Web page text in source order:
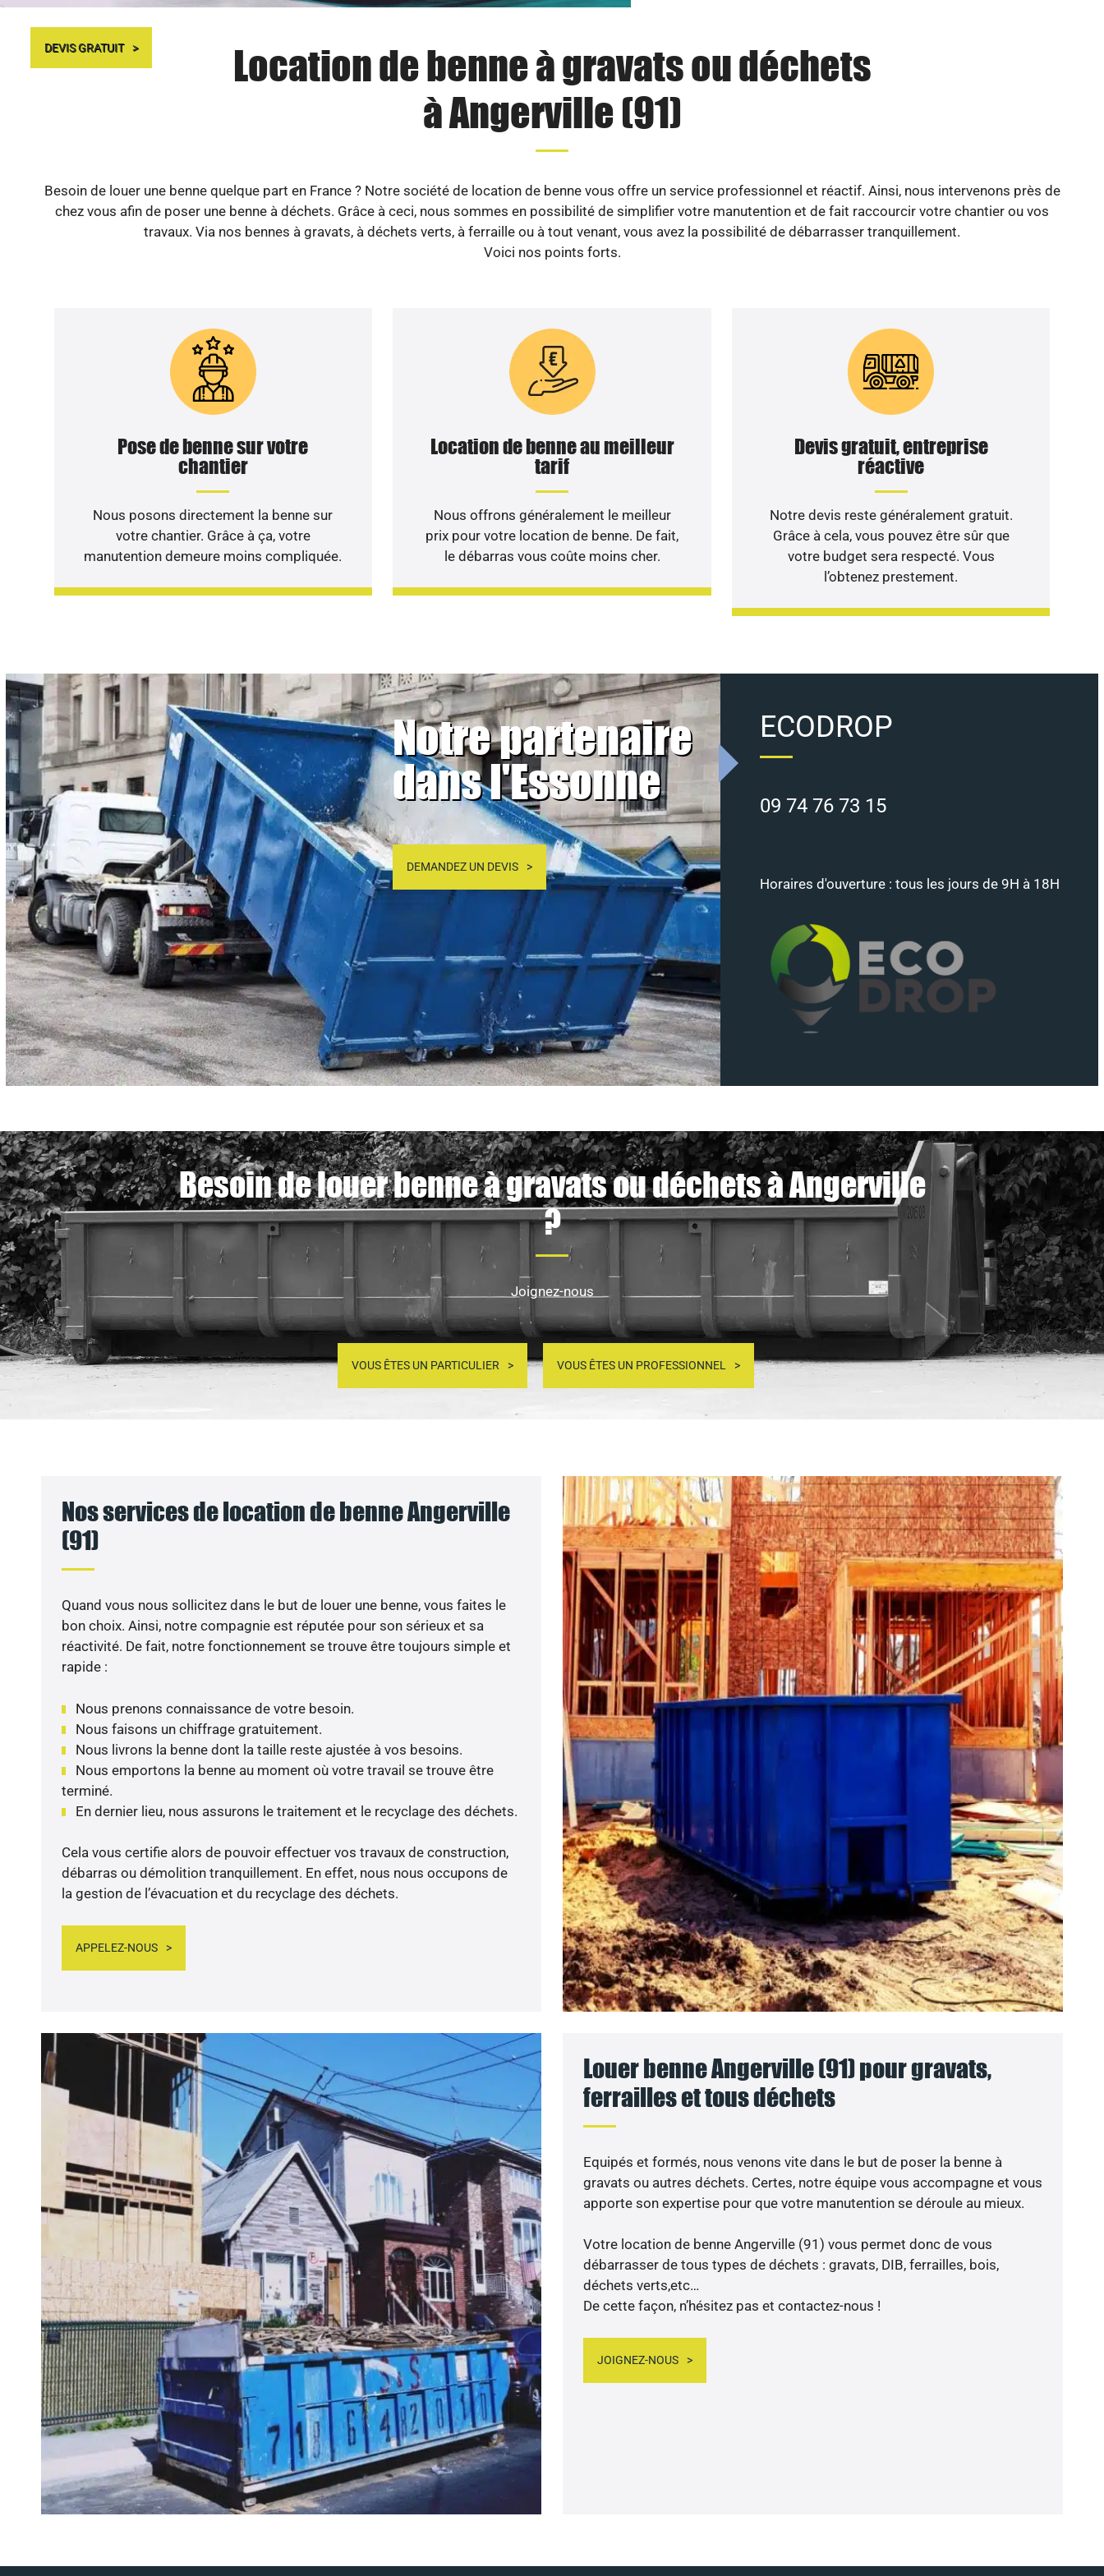
DEVIS GRATUIT
Location de benne à gravats ou déchets
à Angerville (91)
Besoin de louer une benne quelque part en France ? Notre société de location de benne vous offre un service professionnel et réactif. Ainsi, nous intervenons près de
chez vous afin de poser une benne à déchets. Grâce à ceci, nous sommes en possibilité de simplifier votre manutention et de fait raccourcir votre chantier ou vos
travaux. Via nos bennes à gravats, à déchets verts, à ferraille ou à tout venant, vous avez la possibilité de débarrasser tranquillement.
Voici nos points forts.
Pose de benne sur votre
chantier
Nous posons directement la benne sur
votre chantier. Grâce à ça, votre
manutention demeure moins compliquée.
Location de benne au meilleur
tarif
Nous offrons généralement le meilleur
prix pour votre location de benne. De fait,
le débarras vous coûte moins cher.
Devis gratuit, entreprise
réactive
Notre devis reste généralement gratuit.
Grâce à cela, vous pouvez être sûr que
votre budget sera respecté. Vous
l’obtenez prestement.
Notre partenaire
dans l'Essonne
DEMANDEZ UN DEVIS
ECODROP
09 74 76 73 15
Horaires d'ouverture : tous les jours de 9H à 18H
Besoin de louer benne à gravats ou déchets à Angerville
?
Joignez-nous
VOUS ÊTES UN PARTICULIER VOUS ÊTES UN PROFESSIONNEL
Nos services de location de benne Angerville
(91)
Quand vous nous sollicitez dans le but de louer une benne, vous faites le
bon choix. Ainsi, notre compagnie est réputée pour son sérieux et sa
réactivité. De fait, notre fonctionnement se trouve être toujours simple et
rapide :
Nous prenons connaissance de votre besoin.
Nous faisons un chiffrage gratuitement.
Nous livrons la benne dont la taille reste ajustée à vos besoins.
Nous emportons la benne au moment où votre travail se trouve être
terminé.
En dernier lieu, nous assurons le traitement et le recyclage des déchets.
Cela vous certifie alors de pouvoir effectuer vos travaux de construction,
débarras ou démolition tranquillement. En effet, nous nous occupons de
la gestion de l’évacuation et du recyclage des déchets.
APPELEZ-NOUS
Louer benne Angerville (91) pour gravats,
ferrailles et tous déchets
Equipés et formés, nous venons vite dans le but de poser la benne à
gravats ou autres déchets. Certes, notre équipe vous accompagne et vous
apporte son expertise pour que votre manutention se déroule au mieux.
Votre location de benne Angerville (91) vous permet donc de vous
débarrasser de tous types de déchets : gravats, DIB, ferrailles, bois,
déchets verts,etc…
De cette façon, n’hésitez pas et contactez-nous !
JOIGNEZ-NOUS